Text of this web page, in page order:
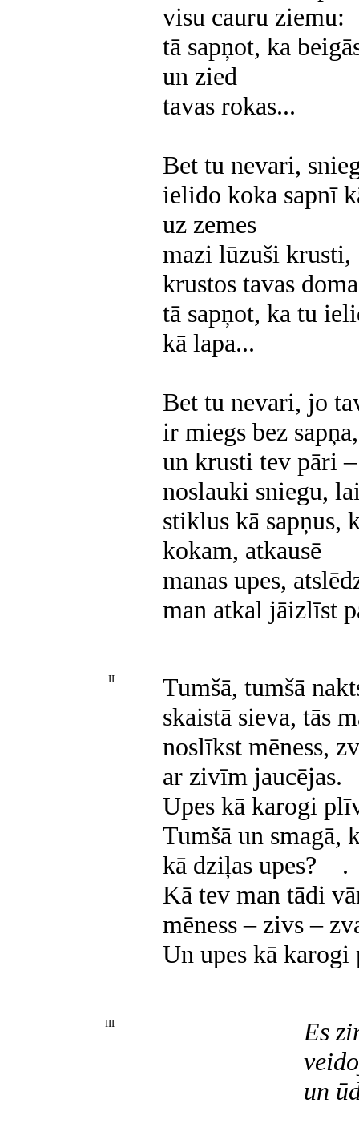
visu cauru ziemu:
tā sapņot, ka
un zied
tavas rokas...
Bet tu nevari,
ielido koka sapnī
uz zemes
mazi lūzuši krusti,
krustos tavas
tā sapņot, ka tu
kā lapa...
Bet tu nevari, jo
ir miegs bez
un krusti tev pāri –
noslauki sniegu,
stiklus kā sapņus,
kokam, atkausē
manas upes,
man atkal jāizlīst
II
Tumšā, tumšā
skaistā sieva, tās
noslīkst mēness,
ar zivīm jaucējas.
Upes kā karogi
Tumšā un smagā,
kā dziļas upes? .
Kā tev man tādi
mēness – zivs –
Un upes kā
III
Es zinu, ka
veidojas
un